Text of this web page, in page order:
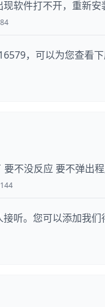
软件打不开，重新
，可以为您查看下
要不没反应 要不弹出
听。您可以添加我